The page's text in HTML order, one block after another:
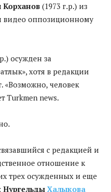
Корханов (1973 г.р.) из
видео оппозиционному
осужден за
хотя в редакции
«Возможно, человек
Turkmen news.
с редакцией и
отношение к
трех осужденных и еще
Нургельды Халыкова